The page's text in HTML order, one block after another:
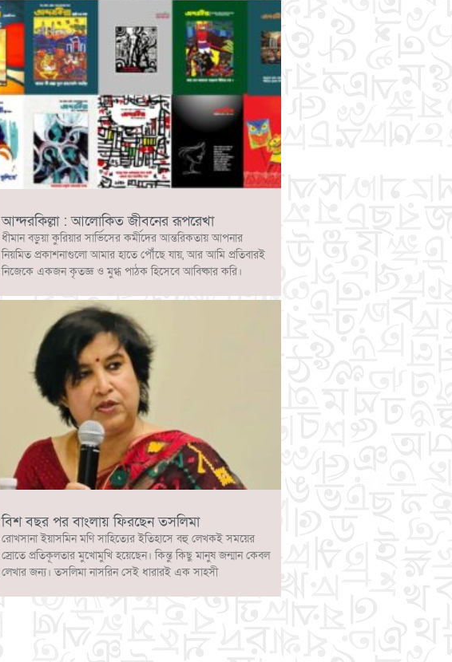
আন্দরকিল্লা : আলোকিত জীবনের রূপরেখা
ধীমান বড়ুয়া কুরিয়ার সার্ভিসের কর্মীদের আন্তরিকতায় আপনার
নিয়মিত প্রকাশনাগুলো আমার হাতে পৌঁছে যায়, আর আমি প্রতিবারই
নিজেকে একজন কৃতজ্ঞ ও মুগ্ধ পাঠক হিসেবে আবিষ্কার করি।
বিশ বছর পর বাংলায় ফিরছেন তসলিমা
রোখসানা ইয়াসমিন মণি সাহিত্যের ইতিহাসে বহু লেখকই সময়ের
স্রোতে প্রতিকূলতার মুখোমুখি হয়েছেন। কিন্তু কিছু মানুষ জন্মান কেবল
লেখার জন্য। তসলিমা নাসরিন সেই ধারারই এক সাহসী